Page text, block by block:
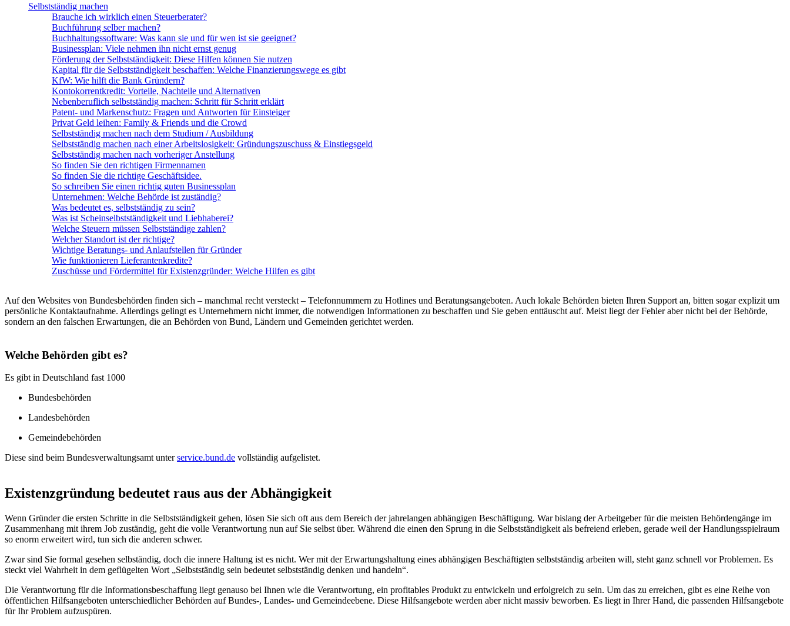
Selbstständig machen
Brauche ich wirklich einen Steuerberater?
Buchführung selber machen?
Buchhaltungssoftware: Was kann sie und für wen ist sie geeignet?
Businessplan: Viele nehmen ihn nicht ernst genug
Förderung der Selbstständigkeit: Diese Hilfen können Sie nutzen
Kapital für die Selbstständigkeit beschaffen: Welche Finanzierungswege es gibt
KfW: Wie hilft die Bank Gründern?
Kontokorrentkredit: Vorteile, Nachteile und Alternativen
Nebenberuflich selbstständig machen: Schritt für Schritt erklärt
Patent- und Markenschutz: Fragen und Antworten für Einsteiger
Privat Geld leihen: Family & Friends und die Crowd
Selbstständig machen nach dem Studium / Ausbildung
Selbstständig machen nach einer Arbeitslosigkeit: Gründungszuschuss & Einstiegsgeld
Selbstständig machen nach vorheriger Anstellung
So finden Sie den richtigen Firmennamen
So finden Sie die richtige Geschäftsidee.
So schreiben Sie einen richtig guten Businessplan
Unternehmen: Welche Behörde ist zuständig?
Was bedeutet es, selbstständig zu sein?
Was ist Scheinselbstständigkeit und Liebhaberei?
Welche Steuern müssen Selbstständige zahlen?
Welcher Standort ist der richtige?
Wichtige Beratungs- und Anlaufstellen für Gründer
Wie funktionieren Lieferantenkredite?
Zuschüsse und Fördermittel für Existenzgründer: Welche Hilfen es gibt
Auf den Websites von Bundesbehörden finden sich – manchmal recht versteckt – Telefonnummern zu Hotlines und Beratungsangeboten. Auch lokale Behörden bieten Ihren Support an, bitten sogar explizit um
persönliche Kontaktaufnahme. Allerdings gelingt es Unternehmern nicht immer, die notwendigen Informationen zu beschaffen und Sie geben enttäuscht auf. Meist liegt der Fehler aber nicht bei der Behörde,
sondern an den falschen Erwartungen, die an Behörden von Bund, Ländern und Gemeinden gerichtet werden.
Welche Behörden gibt es?
Es gibt in Deutschland fast 1000
Bundesbehörden
Landesbehörden
Gemeindebehörden
Diese sind beim Bundesverwaltungsamt unterservice.bund.de vollständig aufgelistet.
Existenzgründung bedeutet raus aus der Abhängigkeit
Wenn Gründer die ersten Schritte in die Selbstständigkeit gehen, lösen Sie sich oft aus dem Bereich der jahrelangen abhängigen Beschäftigung. War bislang der Arbeitgeber für die meisten Behördengänge im
Zusammenhang mit ihrem Job zuständig, geht die volle Verantwortung nun auf Sie selbst über. Während die einen den Sprung in die Selbstständigkeit als befreiend erleben, gerade weil der Handlungsspielraum
so enorm erweitert wird, tun sich die anderen schwer.
Zwar sind Sie formal gesehen selbständig, doch die innere Haltung ist es nicht. Wer mit der Erwartungshaltung eines abhängigen Beschäftigten selbstständig arbeiten will, steht ganz schnell vor Problemen. Es
steckt viel Wahrheit in dem geflügelten Wort „Selbstständig sein bedeutet selbstständig denken und handeln“.
Die Verantwortung für die Informationsbeschaffung liegt genauso bei Ihnen wie die Verantwortung, ein profitables Produkt zu entwickeln und erfolgreich zu sein. Um das zu erreichen, gibt es eine Reihe von
öffentlichen Hilfsangeboten unterschiedlicher Behörden auf Bundes-, Landes- und Gemeindeebene. Diese Hilfsangebote werden aber nicht massiv beworben. Es liegt in Ihrer Hand, die passenden Hilfsangebote
für Ihr Problem aufzuspüren.